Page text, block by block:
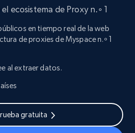
ecosistema de Proxy n.º 1
en tiempo real de la web
de proxies de Myspace n.º 1
al extraer datos.
gratuita